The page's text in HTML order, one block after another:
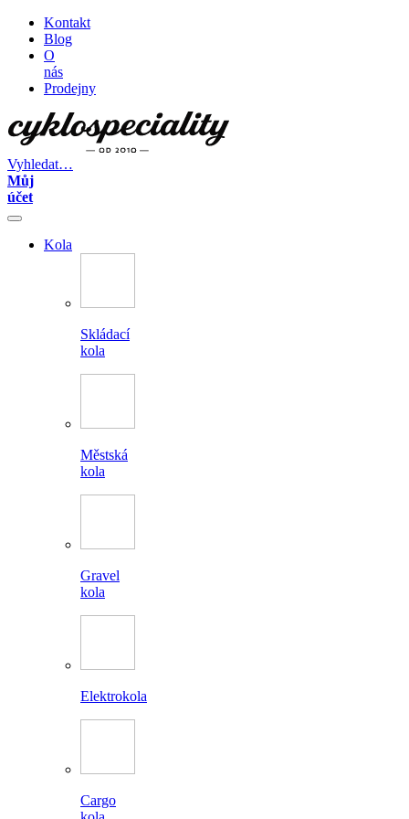
Kontakt
Blog
O
nás
Prodejny
Vyhledat…
Můj
účet
Kola
Skládací
kola
Městská
kola
Gravel
kola
Elektrokola
Cargo